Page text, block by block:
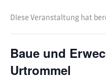
Seminare & Fasten
Kräuterseminare
Heilreisen
Diese Veranstaltung hat
Baue und
Urtrommel